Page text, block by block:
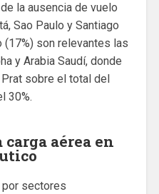
la ausencia de vuelo
Sao Paulo y Santiago
(17%) son relevantes las
y Arabia Saudí, donde
sobre el total del
30%.
aérea en
por sectores